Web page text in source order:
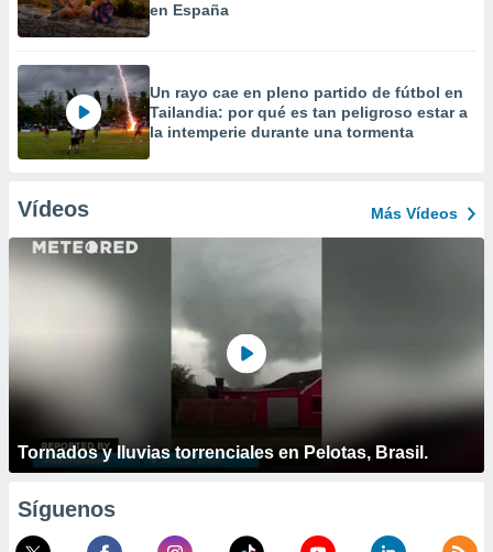
en España
Un rayo cae en pleno partido de fútbol en
Tailandia: por qué es tan peligroso estar a
la intemperie durante una tormenta
Vídeos Más Vídeos
Tornados y lluvias torrenciales en Pelotas, Brasil.
Síguenos